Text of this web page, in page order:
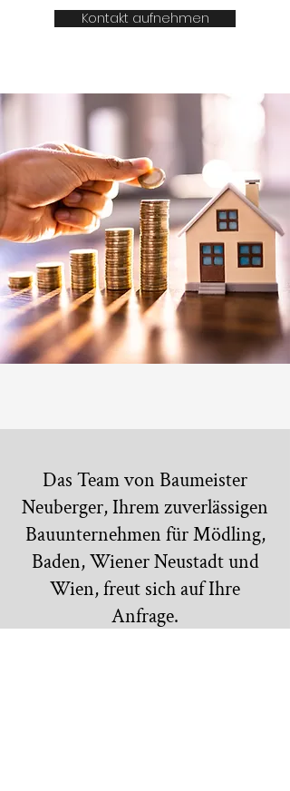
Kontakt aufnehmen
Das Team von Baumeister
Neuberger, Ihrem zuverlässigen
Bauunternehmen für Mödling,
Baden, Wiener Neustadt und
Wien, freut sich auf Ihre
Anfrage.